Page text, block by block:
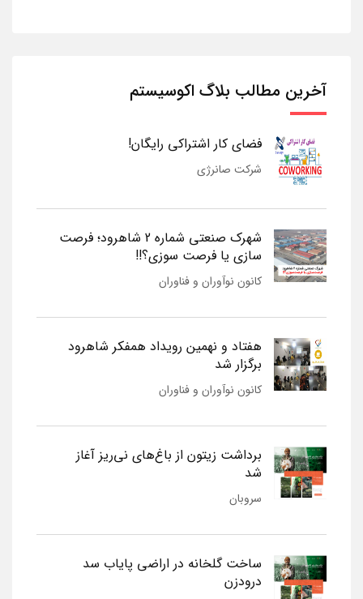
آخرین مطالب بلاگ اکوسیستم
فضای کار اشتراکی رایگان!
شرکت صانرژی
شهرک صنعتی شماره 2 شاهرود؛ فرصت
سازی یا فرصت سوزی؟!!
کانون نوآوران و فناوران
هفتاد و نهمین رویداد همفکر شاهرود
برگزار شد
کانون نوآوران و فناوران
برداشت زیتون از باغ‌های نی‌ریز آغاز
شد
سروبان
ساخت گلخانه در اراضی پایاب سد
درودزن